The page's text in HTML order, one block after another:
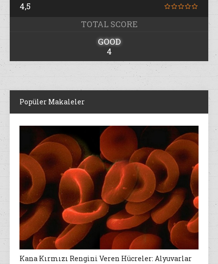
4,5
TOTAL SCORE
GOOD
4
Popüler Makaleler
Kana Kırmızı Rengini Veren Hücreler: Alyuvarlar